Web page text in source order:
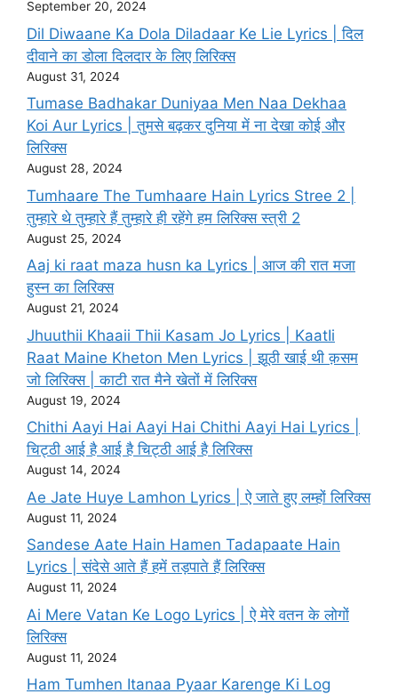
September 20, 2024
Dil Diwaane Ka Dola Diladaar Ke Lie Lyrics | दिल
दीवाने का डोला दिलदार के लिए लिरिक्स
August 31, 2024
Tumase Badhakar Duniyaa Men Naa Dekhaa
Koi Aur Lyrics | तुमसे बढ़कर दुनिया में ना देखा कोई और
लिरिक्स
August 28, 2024
Tumhaare The Tumhaare Hain Lyrics Stree 2 |
तुम्हारे थे तुम्हारे हैं तुम्हारे ही रहेंगे हम लिरिक्स स्त्री 2
August 25, 2024
Aaj ki raat maza husn ka Lyrics | आज की रात मजा
हुस्न का लिरिक्स
August 21, 2024
Jhuuthii Khaaii Thii Kasam Jo Lyrics | KaatIi
Raat Maine Kheton Men Lyrics | झूठी खाई थी क़सम
जो लिरिक्स | काटी रात मैने खेतों में लिरिक्स
August 19, 2024
Chithi Aayi Hai Aayi Hai Chithi Aayi Hai Lyrics |
चिट्ठी आई है आई है चिट्ठी आई है लिरिक्स
August 14, 2024
Ae Jate Huye Lamhon Lyrics | ऐ जाते हुए लम्हों लिरिक्स
August 11, 2024
Sandese Aate Hain Hamen Tadapaate Hain
Lyrics | संदेसे आते हैं हमें तड़पाते हैं लिरिक्स
August 11, 2024
Ai Mere Vatan Ke Logo Lyrics | ऐ मेरे वतन के लोगों
लिरिक्स
August 11, 2024
Ham Tumhen Itanaa Pyaar Karenge Ki Log